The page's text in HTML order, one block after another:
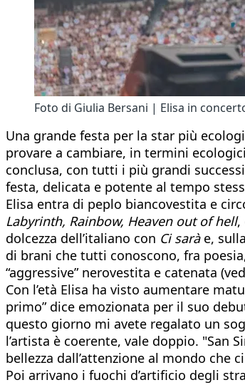
Foto di Giulia Bersani | Elisa in
Una grande festa per la star più
provare a cambiare, in termini
conclusa, con tutti i più grandi
festa, delicata e potente al tempo
Elisa entra di peplo biancovestita e
Labyrinth, Rainbow, Heaven out of hell,
dolcezza dell’italiano con Ci sarà e,
di brani che tutti conoscono, fra
“aggressive” nerovestita e catenata
Con l’età Elisa ha visto aumentare
primo” dice emozionata per il suo
questo giorno mi avete regalato un
l’artista è coerente, vale doppio. "San
bellezza dall’attenzione al mondo che
Poi arrivano i fuochi d’artificio degli